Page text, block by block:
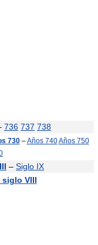
736 737 738
730–Años 740Años 750
– Siglo IX
siglo VIII